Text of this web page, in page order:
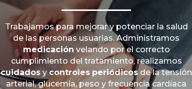
Trabajamos para mejorar y potenciar la salud
de las personas usuarias. Administramos
medicación velando por el correcto
cumplimiento del tratamiento, realizamos
cuidados y controles periódicosde la tensión
arterial, glucemia, peso y frecuencia cardíaca